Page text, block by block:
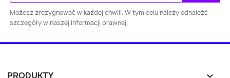
Możesz zrezygnować w każdej chwili. W tym celu należy odnaleźć
szczegóły w naszej informacji prawnej.
PRODUKTY